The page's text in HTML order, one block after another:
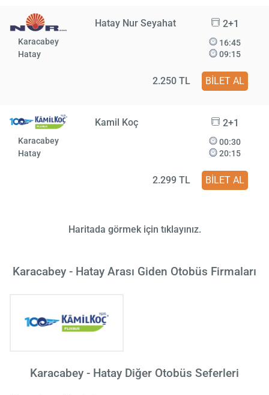
Hatay Nur Seyahat 2+1
Karacabey
Hatay
16:45
09:15
2.250 TL BİLET AL
Kamil Koç 2+1
Karacabey
Hatay
00:30
20:15
2.299 TL BİLET AL
Haritada görmek için tıklayınız.
Karacabey - Hatay Arası Giden Otobüs Firmaları
Karacabey - Hatay Diğer Otobüs Seferleri